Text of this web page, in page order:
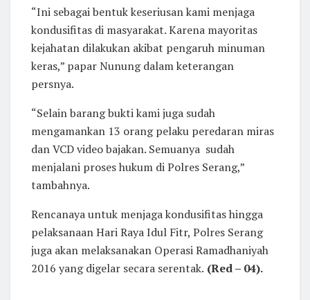
“Ini sebagai bentuk keseriusan kami menjaga
kondusifitas di masyarakat. Karena mayoritas
kejahatan dilakukan akibat pengaruh minuman
keras,” papar Nunung dalam keterangan
persnya.
“Selain barang bukti kami juga sudah
mengamankan 13 orang pelaku peredaran miras
dan VCD video bajakan. Semuanya sudah
menjalani proses hukum di Polres Serang,”
tambahnya.
Rencanaya untuk menjaga kondusifitas hingga
pelaksanaan Hari Raya Idul Fitr, Polres Serang
juga akan melaksanakan Operasi Ramadhaniyah
2016 yang digelar secara serentak. (Red – 04).